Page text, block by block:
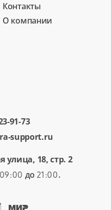
Контакты
О компании
91-73
support.ru
улица, 18, стр. 2
09:00 до 21:00.